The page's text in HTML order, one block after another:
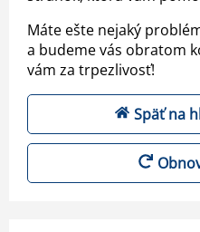
Máte ešte nejaký
a budeme vás obratom
vám za trpezlivosť!
Späť na